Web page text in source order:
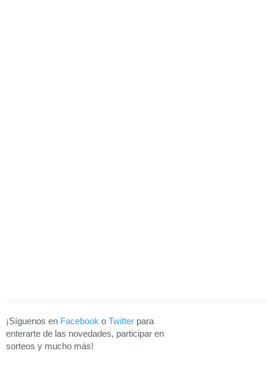
¡Síguenos en Facebook o Twitter para
enterarte de las novedades, participar en
sorteos y mucho más!